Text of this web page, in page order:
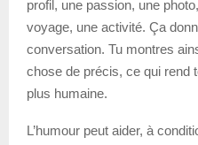
profil, une passion, une
voyage, une activité. Ça
conversation. Tu montres
chose de précis, ce qui rend
plus humaine.
L’humour peut aider, à